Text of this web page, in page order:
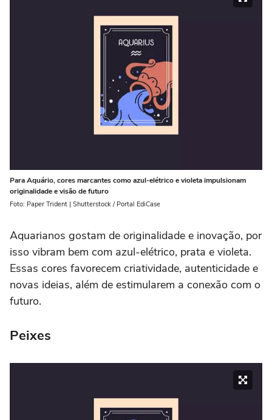
Para Aquário, cores marcantes como azul-elétrico e violeta impulsionam
originalidade e visão de futuro
Foto: Paper Trident | Shutterstock / Portal EdiCase
Aquarianos gostam de originalidade e inovação, por
isso vibram bem com azul-elétrico, prata e violeta.
Essas cores favorecem criatividade, autenticidade e
novas ideias, além de estimularem a conexão com o
futuro.
Peixes